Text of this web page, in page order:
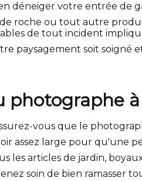
déneiger votre entrée de
roche ou tout autre
de tout incident
paysagement soit soigné
photographe
vous que le
assez large pour qu'une
les articles de jardin,
soin de bien ramasser